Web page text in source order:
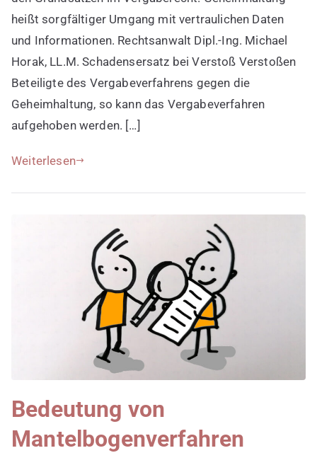
heißt sorgfältiger Umgang mit vertraulichen Daten
und Informationen. Rechtsanwalt Dipl.-Ing. Michael
Horak, LL.M. Schadensersatz bei Verstoß Verstoßen
Beteiligte des Vergabeverfahrens gegen die
Geheimhaltung, so kann das Vergabeverfahren
aufgehoben werden. […]
Weiterlesen
Bedeutung von
Mantelbogenverfahren